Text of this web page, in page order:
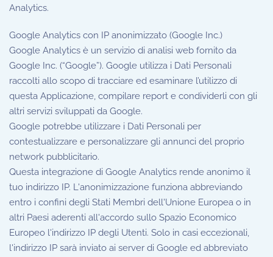
Analytics.
Google Analytics con IP anonimizzato (Google Inc.)
Google Analytics è un servizio di analisi web fornito da
Google Inc. (“Google”). Google utilizza i Dati Personali
raccolti allo scopo di tracciare ed esaminare l’utilizzo di
questa Applicazione, compilare report e condividerli con gli
altri servizi sviluppati da Google.
Google potrebbe utilizzare i Dati Personali per
contestualizzare e personalizzare gli annunci del proprio
network pubblicitario.
Questa integrazione di Google Analytics rende anonimo il
tuo indirizzo IP. L'anonimizzazione funziona abbreviando
entro i confini degli Stati Membri dell'Unione Europea o in
altri Paesi aderenti all'accordo sullo Spazio Economico
Europeo l'indirizzo IP degli Utenti. Solo in casi eccezionali,
l'indirizzo IP sarà inviato ai server di Google ed abbreviato